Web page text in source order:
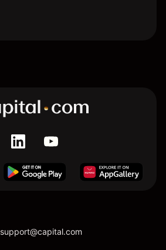
support@capital.com